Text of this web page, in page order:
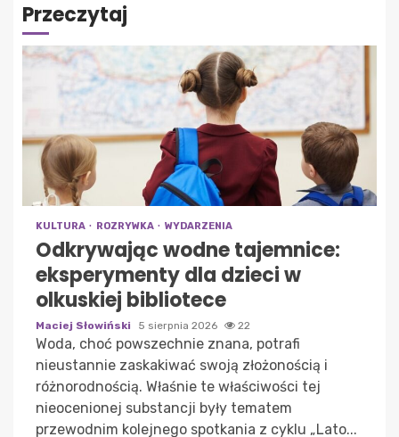
Przeczytaj
KULTURA ROZRYWKA WYDARZENIA
Odkrywając wodne tajemnice:
eksperymenty dla dzieci w
olkuskiej bibliotece
Maciej Słowiński 5 sierpnia 2026 22
Woda, choć powszechnie znana, potrafi
nieustannie zaskakiwać swoją złożonością i
różnorodnością. Właśnie te właściwości tej
nieocenionej substancji były tematem
przewodnim kolejnego spotkania z cyklu „Lato...